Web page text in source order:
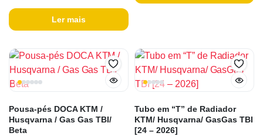
Ler mais
Pousa-pés DOCA KTM /
Husqvarna / Gas Gas TBI/
Beta
Tubo em “T” de Radiador
KTM/ Husqvarna/ GasGas TBI
[24 – 2026]